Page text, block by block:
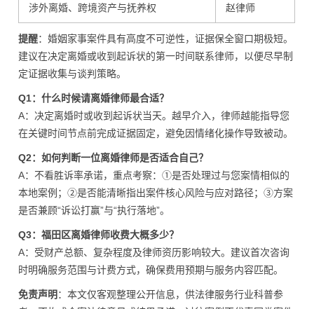
涉外离婚、跨境资产与抚养权 赵律师
提醒：婚姻家事案件具有高度不可逆性，证据保全窗口期极短。
建议在决定离婚或收到起诉状的第一时间联系律师，以便尽早制
定证据收集与谈判策略。
Q1：什么时候请离婚律师最合适？
A：决定离婚时或收到起诉状当天。越早介入，律师越能指导您
在关键时间节点前完成证据固定，避免因情绪化操作导致被动。
Q2：如何判断一位离婚律师是否适合自己？
A：不看胜诉率承诺，重点考察：①是否处理过与您案情相似的
本地案例；②是否能清晰指出案件核心风险与应对路径；③方案
是否兼顾“诉讼打赢”与“执行落地”。
Q3：福田区离婚律师收费大概多少？
A：受财产总额、复杂程度及律师资历影响较大。建议首次咨询
时明确服务范围与计费方式，确保费用预期与服务内容匹配。
免责声明 ：本文仅客观整理公开信息，供法律服务行业科普参